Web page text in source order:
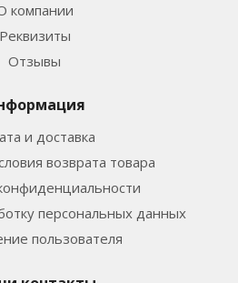
компании
Реквизиты
Отзывы
и доставка
возврата товара
персональных данных
пользователя